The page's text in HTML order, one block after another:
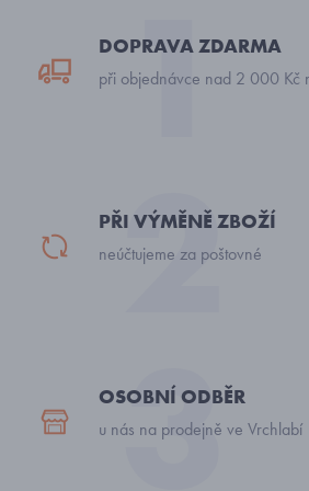
DOPRAVA ZDARMA
při objednávce nad 2 000 Kč
PŘI VÝMĚNĚ ZBOŽÍ
neúčtujeme za poštovné
OSOBNÍ ODBĚR
u nás na prodejně ve Vrchlabí